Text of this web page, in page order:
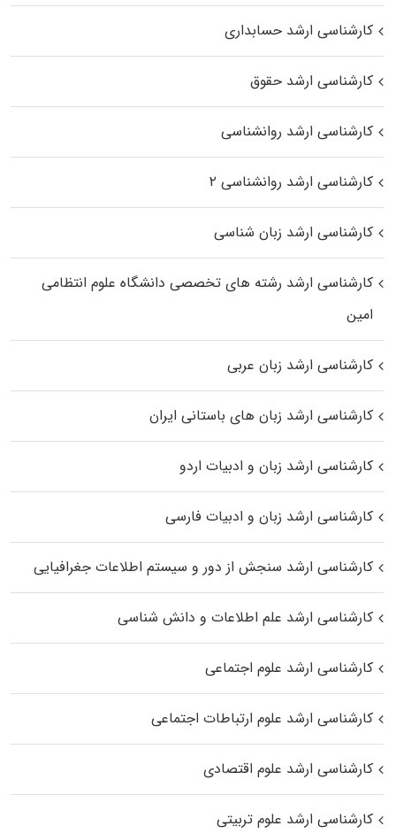
کارشناسی ارشد حسابداری
کارشناسی ارشد حقوق
کارشناسی ارشد روانشناسی
کارشناسی ارشد روانشناسی ۲
کارشناسی ارشد زبان شناسی
کارشناسی ارشد رﺷﺘﻪ ﻫﺎی تخصصی داﻧﺸﮕﺎه ﻋﻠﻮم انتظامی
اﻣﻴﻦ
کارشناسی ارشد زبان عربی
کارشناسی ارشد زبان‌ های باستانی ایران
کارشناسی ارشد زبان و ادبیات اردو
کارشناسی ارشد زبان و ادبیات فارسی
کارشناسی ارشد سنجش از دور و سیستم اطلاعات جغرافیایی
کارشناسی ارشد علم اطلاعات و دانش شناسی
کارشناسی ارشد علوم اجتماعی
کارشناسی ارشد علوم ارتباطات اجتماعی
کارشناسی ارشد علوم اقتصادی
کارشناسی ارشد علوم تربیتی